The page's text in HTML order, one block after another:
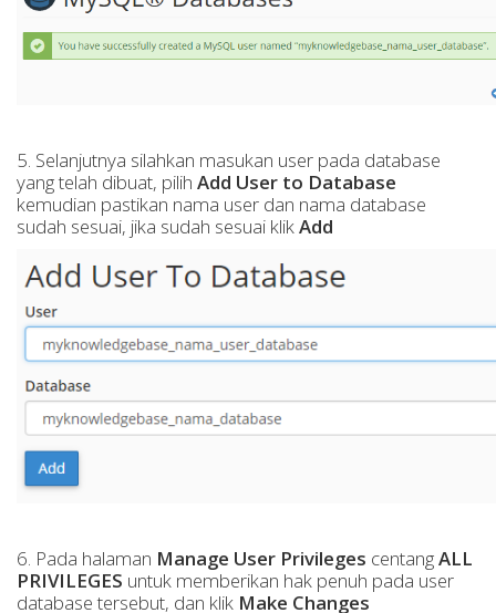
5. Selanjutnya silahkan masukan user pada database
yang telah dibuat, pilih Add User to Database
kemudian pastikan nama user dan nama database
sudah sesuai, jika sudah sesuai klikAdd
6. Pada halaman Manage User Privileges centangALL
PRIVILEGES untuk memberikan hak penuh pada user
database tersebut, dan klik Make Changes